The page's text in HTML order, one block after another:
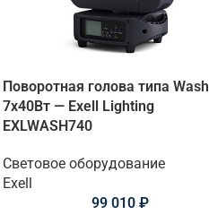
Поворотная голова типа Wash
7х40Вт — Exell Lighting
EXLWASH740
Световое оборудование
Exell
99 010₽